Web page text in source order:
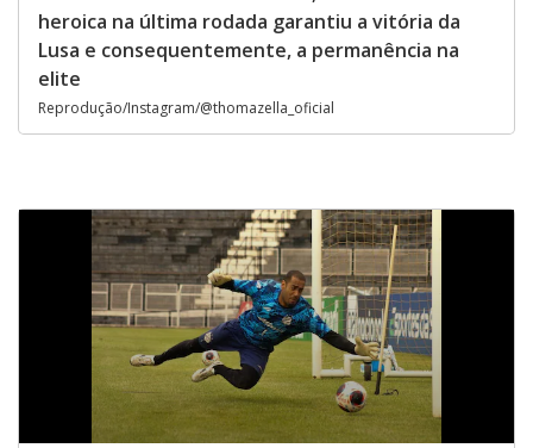
heroica na última rodada garantiu a vitória da
Lusa e consequentemente, a permanência na
elite
Reprodução/Instagram/@thomazella_oficial